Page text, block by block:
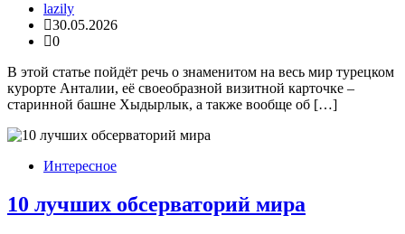
lazily
30.05.2026
0
В этой статье пойдёт речь о знаменитом на весь мир турецком
курорте Анталии, её своеобразной визитной карточке –
старинной башне Хыдырлык, а также вообще об […]
Интересное
10 лучших обсерваторий мира